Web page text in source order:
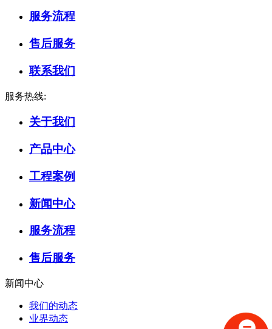
服务流程
售后服务
联系我们
服务热线:
关于我们
产品中心
工程案例
新闻中心
服务流程
售后服务
新闻中心
我们的动态
业界动态